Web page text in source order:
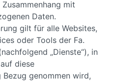
mit
Daten.
gilt für alle Websites,
oder Tools der Fa.
„Dienste“), in
diese
genommen wird,